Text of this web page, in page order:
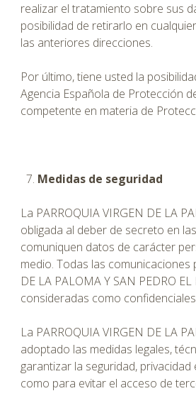
realizar el tratamiento sobre sus
posibilidad de retirarlo en
las anteriores direcciones.
Por último, tiene usted la
Agencia Española de Protección
competente en materia de
Medidas de seguridad
La PARROQUIA VIRGEN DE LA
obligada al deber de secreto en
comuniquen datos de carácter
medio. Todas las comunicaciones
DE LA PALOMA Y SAN PEDRO
consideradas como
La PARROQUIA VIRGEN DE LA
adoptado las medidas legales,
garantizar la seguridad,
como para evitar el acceso de